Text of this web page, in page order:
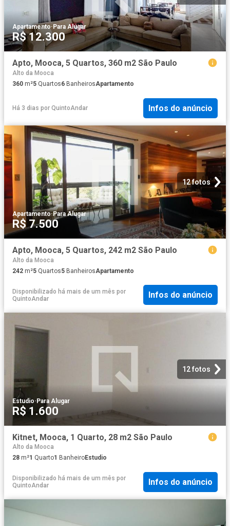
Apartamento· Para Alugar
R$ 12.300
Apto, Mooca, 5 Quartos, 360 m2 São Paulo
Alto da Mooca
360 m²5 Quartos6 BanheirosApartamento
Há 3 dias por QuintoAndar Infos do anúncio
12 fotos
Apartamento·Para Alugar
R$ 7.500
Apto, Mooca, 5 Quartos, 242 m2 São Paulo
Alto da Mooca
242 m²5 Quartos5 BanheirosApartamento
Disponibilizado há mais de um mês por
QuintoAndar
Infos do anúncio
12 fotos
Estudio·Para Alugar
R$ 1.600
Kitnet, Mooca, 1 Quarto, 28 m2 São Paulo
Alto da Mooca
28 m²1 Quarto1 BanheiroEstudio
Disponibilizado há mais de um mês por
QuintoAndar
Infos do anúncio